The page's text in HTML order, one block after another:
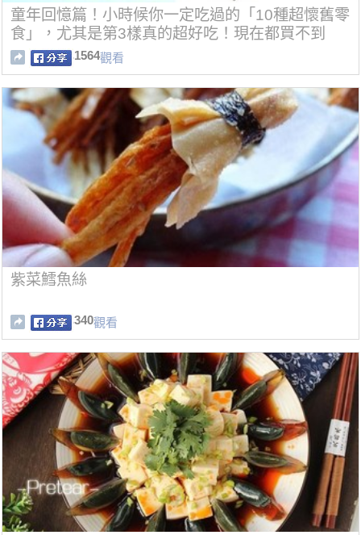
童年回憶篇！小時候你一定吃過的「10種超懷舊零
食」，尤其是第3樣真的超好吃！現在都買不到
了！
1564觀看
紫菜鱈魚絲
340觀看